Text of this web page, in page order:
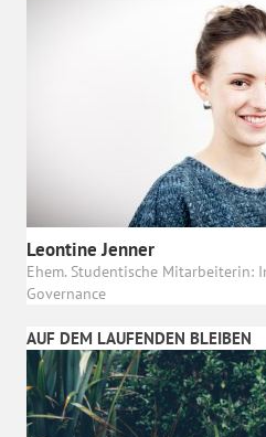
Leontine Jenner
Ehem. Studentische Mitarbeiterin:
Governance
AUF DEM LAUFENDEN BLEIBEN